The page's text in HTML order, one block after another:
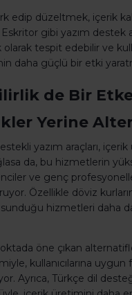
edip düzeltmek, içerik
Eskritor gibi yazım destek
olarak tespit edebilir ve
daha güçlü bir etki
de Bir
Yerine
yazım araçları,
da, bu hizmetlerin
ve genç
Özellikle döviz
hizmetleri daha
öne çıkan
kullanıcılarına uygun
Ayrıca, Türkçe dil